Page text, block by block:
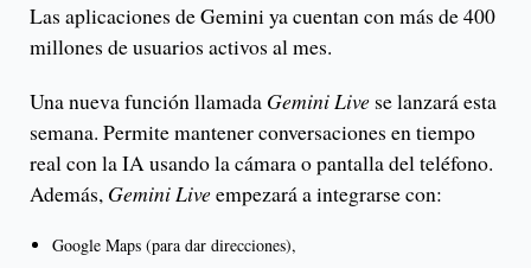
Las aplicaciones de Gemini ya cuentan con más de 400
millones de usuarios activos al mes.
Una nueva función llamada Gemini Live se lanzará esta
semana. Permite mantener conversaciones en tiempo
real con la IA usando la cámara o pantalla del teléfono.
Además, Gemini Liveempezará a integrarse con:
Google Maps (para dar direcciones),